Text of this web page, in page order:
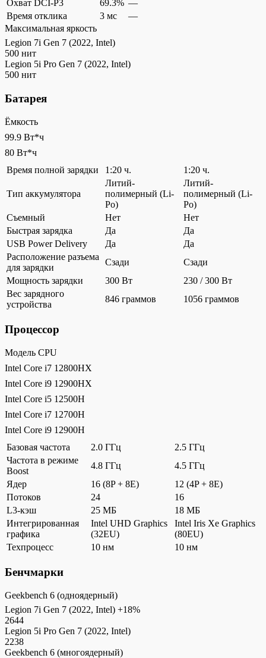
Охват DCI-P3
69.3% —
Время отклика
3 мс
—
Максимальная яркость
Legion 7i Gen 7 (2022, Intel)
500 нит
Legion 5i Pro Gen 7 (2022, Intel)
500 нит
Батарея
Ёмкость
99.9 Вт*ч
80 Вт*ч
Время полной зарядки
1:20 ч. 1:20 ч.
Тип аккумулятора
Литий-
полимерный (Li-
Po)
Литий-
полимерный (Li-
Po)
Съемный
Нет
Нет
Быстрая зарядка
Да
Да
USB Power Delivery
Да
Да
Расположение разъема
для зарядки
Сзади
Сзади
Мощность зарядки
300 Вт
230 / 300 Вт
Вес зарядного
устройства
846 граммов 1056 граммов
Процессор
Модель CPU
Intel Core i7 12800HX
Intel Core i9 12900HX
Intel Core i5 12500H
Intel Core i7 12700H
Intel Core i9 12900H
Базовая частота
2.0 ГГц
2.5 ГГц
Частота в режиме
Boost
4.8 ГГц
4.5 ГГц
Ядер
16 (8P + 8E)
12 (4P + 8E)
Потоков
24
16
L3-кэш
25 МБ
18 МБ
Интегрированная
графика
Intel UHD Graphics
(32EU)
Intel Iris Xe Graphics
(80EU)
Техпроцесс
10 нм 10 нм
Бенчмарки
Geekbench 6 (одноядерный)
Legion 7i Gen 7 (2022, Intel) +18%
2644
Legion 5i Pro Gen 7 (2022, Intel)
2238
Geekbench 6 (многоядерный)